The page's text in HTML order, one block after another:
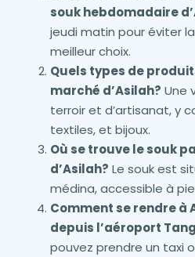
souk hebdomadaire
jeudi matin pour éviter
meilleur choix.
Quels types de
marché d’Asilah? Une
terroir et d’artisanat, y
textiles, et bijoux.
Où se trouve le souk
d’Asilah? Le souk est
médina, accessible à
Comment se rendre à
depuis l’aéroport
pouvez prendre un taxi